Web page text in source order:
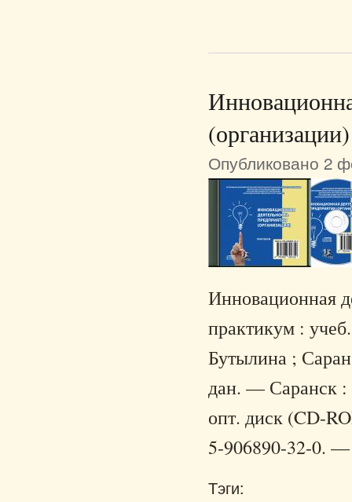
Опубликовано 2
Инновационная
практикум :
Бутылина ;
дан. — Саранск :
опт. диск (CD-
5-906890-32-0. —
Тэги: